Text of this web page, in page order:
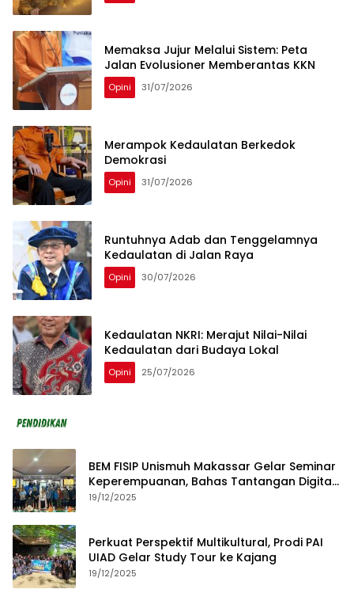
Memaksa Jujur Melalui Sistem: Peta
Jalan Evolusioner Memberantas KKN
Opini 31/07/2026
Merampok Kedaulatan Berkedok
Demokrasi
Opini 31/07/2026
Runtuhnya Adab dan Tenggelamnya
Kedaulatan di Jalan Raya
Opini 30/07/2026
Kedaulatan NKRI: Merajut Nilai-Nilai
Kedaulatan dari Budaya Lokal
Opini 25/07/2026
BEM FISIP Unismuh Makassar Gelar Seminar
Keperempuanan, Bahas Tantangan Digital
dan Budaya Lokal
19/12/2025
Perkuat Perspektif Multikultural, Prodi PAI
UIAD Gelar Study Tour ke Kajang
19/12/2025